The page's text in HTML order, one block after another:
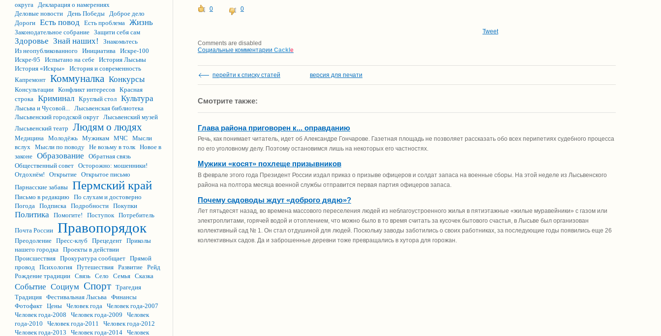
округа Декларация о намерениях
Деловые новости День Победы Доброе дело
Дороги Есть повод Есть проблема Жизнь
Законодательное собрание Защити себя сам
Здоровье Знай наших!
Знакомьтесь
Из неопубликованного
Инициатива Искре-100
Искре-95
Испытано на себе История Лысьвы
История «Искры»
История и современность
Капремонт Коммуналка Конкурсы
Консультации Конфликт интересов Красная
строка Криминал Круглый стол Культура
Лысьва и Чусовой... Лысьвенская библиотека
Лысьвенский городской округ Лысьвенский музей
Лысьвенский театр
Людям о людях
Медицина Молодёжь Мужикам МЧС
Мысли
вслух Мысли по поводу Не возьму в толк Новое в
законе Образование
Обратная связь
Общественный совет Осторожно: мошенники!
Отдохнём!
Открытие Открытое письмо
Парнасские забавы Пермский край
Письмо в редакцию По слухам и достоверно
Погода Подписка Подробности Покупки
Политика Помогите! Поступок Потребитель
Почта России Правопорядок
Преодоление Пресс-клуб Прецедент Приколы
нашего городка Проекты в действии
Происшествия Прокуратура сообщает Прямой
провод Психология Путешествия Развитие Рейд
Рождение традиции Связь Село Семья Сказка
Событие Социум Спорт Трагедия
Традиция Фестивальная Лысьва Финансы
Фотофакт Цены Человек года Человек года-2007
Человек года-2008
Человек года-2009
Человек
года-2010
Человек года-2011
Человек года-2012
Человек года-2013
Человек года-2014 Человек
0 0
Tweet
Comments are disabled
Социальные комментарии Cackl e
перейти к списку статей версия для печати
Смотрите также:
Глава района приговорен к... оправданию
Речь, как понимает читатель, идет об Александре Гончарове. Газетная площадь не позволяет рассказать обо всех перипетиях судебного процесса
по его уголовному делу. Поэтому остановимся лишь на некоторых его частностях.
Мужики «косят» похлеще призывников
В феврале этого года Президент России издал приказ о призыве офицеров и солдат запаса на военные сборы. На этой неделе из Лысьвенского
района на полтора месяца военной службы отправится первая партия офицеров запаса.
Почему садоводы ждут «доброго дядю»?
Лет пятьдесят назад, во времена массового переселения людей из неблагоустроенного жилья в пятиэтажные «жилые муравейники» с газом или
электроплитами, горячей водой и отоплением, что можно было в то время считать за кусочек бытового счастья, в Лысьве был организован
коллективный сад № 1. Он стал отдушиной для людей. Поскольку заводы заботились о своих работниках, за последующие годы появились еще 26
коллективных садов. Да и заброшенные деревни тоже превращались в хутора для горожан.